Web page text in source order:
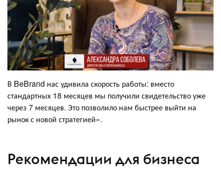
В BeBrand нас удивила скорость работы: вместо
стандартных 18 месяцев мы получили свидетельство уже
через 7 месяцев. Это позволило нам быстрее выйти на
рынок с новой стратегией».
Рекомендации для бизнеса